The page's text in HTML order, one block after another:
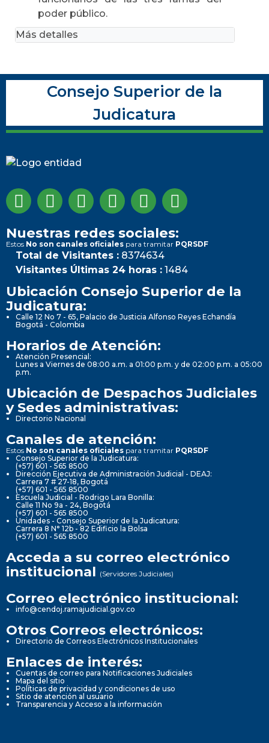
poder público.
Más detalles
Consejo Superior de la
Judicatura
Nuestras redes sociales:
Estos No son canales oficiales para tramitar PQRSDF
Total de Visitantes : 8374634
Visitantes Últimas 24 horas : 1484
Ubicación Consejo Superior de la
Judicatura:
Calle 12 No 7 - 65, Palacio de Justicia Alfonso Reyes Echandía
Bogotá - Colombia
Horarios de Atención:
Atención Presencial:
Lunes a Viernes de 08:00 a.m. a 01:00 p.m. y de 02:00 p.m. a 05:00
p.m.
Ubicación de Despachos Judiciales
y Sedes administrativas:
Directorio Nacional
Canales de atención:
Estos No son canales oficiales para tramitar PQRSDF
Consejo Superior de la Judicatura:
(+57) 601 - 565 8500
Dirección Ejecutiva de Administración Judicial - DEAJ:
Carrera 7 # 27-18, Bogotá
(+57) 601 - 565 8500
Escuela Judicial - Rodrigo Lara Bonilla:
Calle 11 No 9a - 24, Bogotá
(+57) 601 - 565 8500
Unidades - Consejo Superior de la Judicatura:
Carrera 8 N° 12b - 82 Edificio la Bolsa
(+57) 601 - 565 8500
Acceda a su correo electrónico
institucional (Servidores Judiciales)
Correo electrónico institucional:
info@cendoj.ramajudicial.gov.co
Otros Correos electrónicos:
Directorio de Correos Electrónicos Institucionales
Enlaces de interés:
Cuentas de correo para Notificaciones Judiciales
Mapa del sitio
Políticas de privacidad y condiciones de uso
Sitio de atención al usuario
Transparencia y Acceso a la información